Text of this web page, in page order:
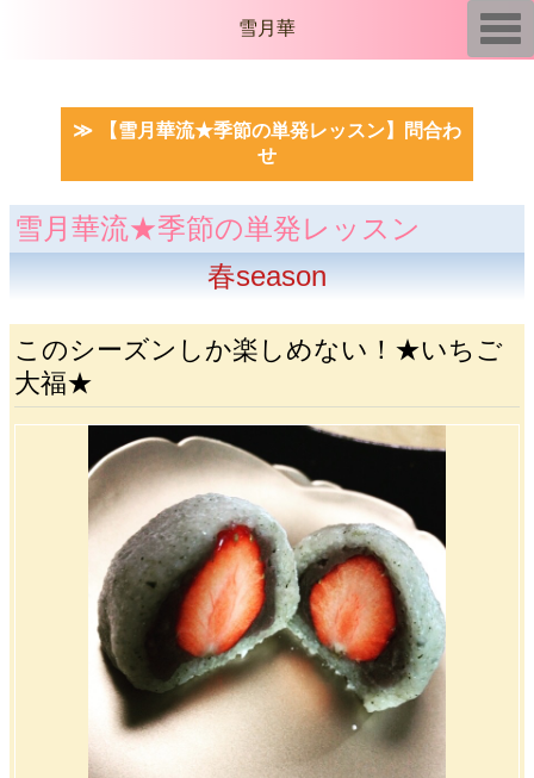
雪月華
【雪月華流★季節の単発レッスン】問合わ
せ
雪月華流★季節の単発レッスン
春season
このシーズンしか楽しめない！★いちご
大福★
T
o
g
i